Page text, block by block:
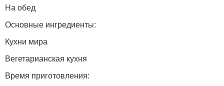
На обед
Основные ингредиенты:
Кухни мира
Вегетарианская кухня
Время приготовления: